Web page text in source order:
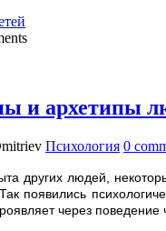
и архетипы
Психология 0
других людей,
появились
через поведение